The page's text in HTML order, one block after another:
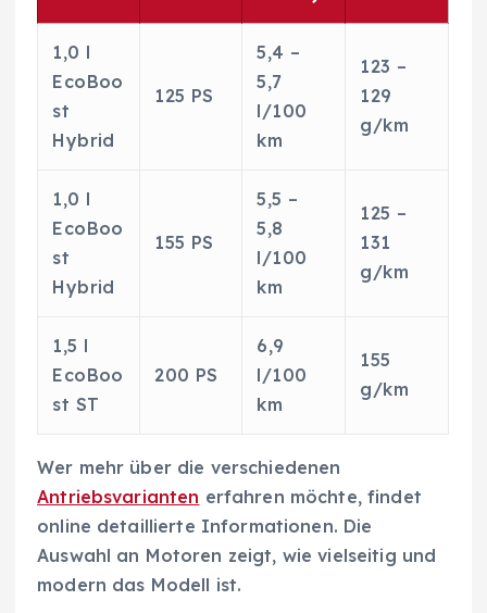
1,0 l
EcoBoo
st
Hybrid
125 PS
5,4 –
5,7
l/100
km
123 –
129
g/km
1,0 l
EcoBoo
st
Hybrid
155 PS
5,5 –
5,8
l/100
km
125 –
131
g/km
1,5 l
EcoBoo
st ST
200 PS
6,9
l/100
km
155
g/km
Wer mehr über die verschiedenen
Antriebsvarianten erfahren möchte, findet
online detaillierte Informationen. Die
Auswahl an Motoren zeigt, wie vielseitig und
modern das Modell ist.